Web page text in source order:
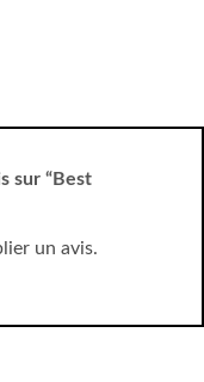
sur “Best
un avis.